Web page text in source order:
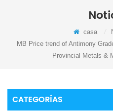
casa
MB Price trend of Antimony
Provincial Metals &
CATEGORÍAS